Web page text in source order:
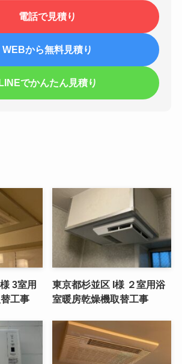
電話で見積り
WEBから無料見積り
でかんたん見積り
3室用
工事
東京都杉並区 I様 ２室用浴
室暖房乾燥機取替工事